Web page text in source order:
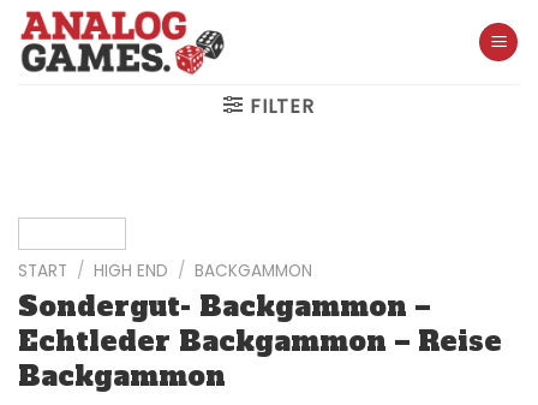
Skip
content
FILTER
START / HIGH END / BACKGAMMON
Sondergut- Backgammon –
Echtleder Backgammon – Reise
Backgammon